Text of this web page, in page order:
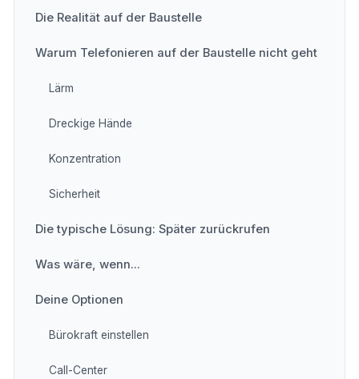
Die Realität auf der Baustelle
Warum Telefonieren auf der Baustelle nicht geht
Lärm
Dreckige Hände
Konzentration
Sicherheit
Die typische Lösung: Später zurückrufen
Was wäre, wenn...
Deine Optionen
Bürokraft einstellen
Call-Center